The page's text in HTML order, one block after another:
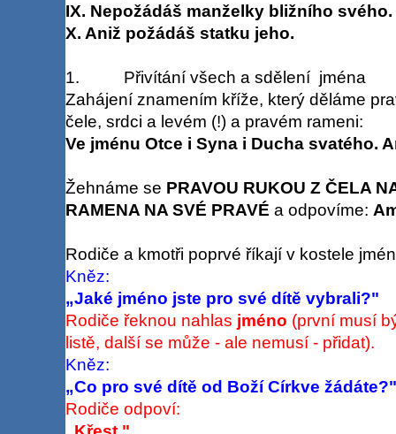
IX. Nepožádáš manželky bližního svého.
X. Aniž požádáš statku jeho.
1. Přivítání všech a sdělení jména
Zahájení znamením kříže, který děláme
čele, srdci a levém (!) a pravém rameni:
Ve jménu Otce i Syna i Ducha svatého.
Žehnáme se PRAVOU RUKOU Z ČELA
RAMENA NA SVÉ PRAVÉ a odpovíme:
Rodiče a kmotři poprvé říkají v kostele
Kněz:
„Jaké jméno jste pro své dítě vybrali?"
Rodiče řeknou nahlas jméno (první musí
listě, další se může - ale nemusí - přidat).
Kněz:
„Co pro své dítě od Boží Církve žádáte?"
Rodiče odpoví: